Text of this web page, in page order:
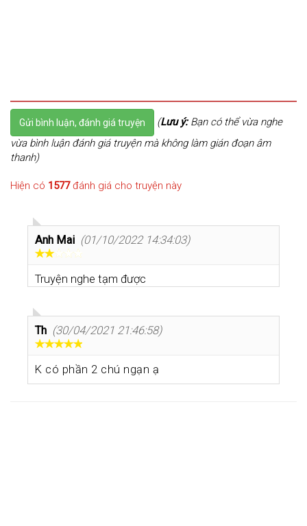
Gửi bình luận, đánh giá truyện (Lưu ý:Bạn có thể vừa nghe
vừa bình luận đánh giá truyện mà không làm gián đoạn âm
thanh)
Hiện có 1577đánh giá cho truyện này
Anh Mai (01/10/2022 14:34:03)
Truyện nghe tạm được
Th (30/04/2021 21:46:58)
K có phần 2 chú ngạn ạ